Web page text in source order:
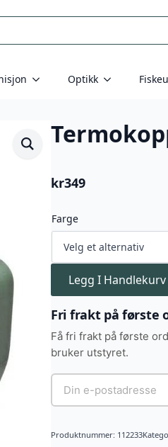
Optikk
kr349
Farge
Legg I Handlekurv
Fri frakt på første
Få fri frakt på første
bruker utstyret.
Produktnummer: 112233